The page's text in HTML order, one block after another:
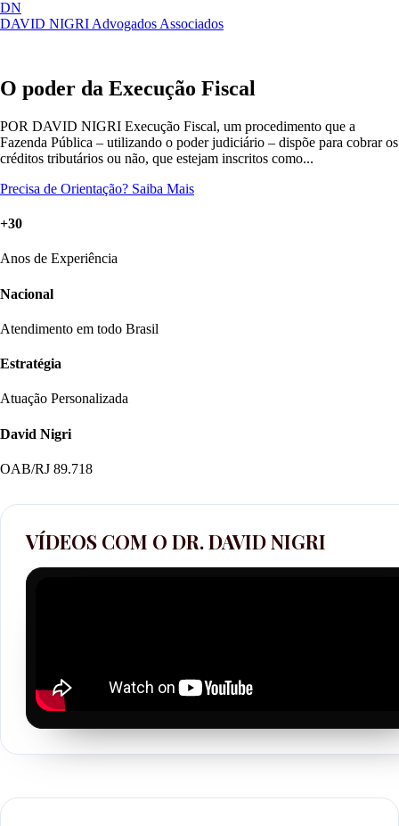
DN
DAVID NIGRI Advogados Associados
Artigos, sentenças, áreas de atuação,
O poder da Execução Fiscal
POR DAVID NIGRI Execução Fiscal, um procedimento que a
Fazenda Pública – utilizando o poder judiciário – dispõe para cobrar os
créditos tributários ou não, que estejam inscritos como...
Precisa de Orientação? Saiba Mais
+30
Anos de Experiência
Nacional
Atendimento em todo Brasil
Estratégia
Atuação Personalizada
David Nigri
OAB/RJ 89.718
VÍDEOS COM O DR. DAVID NIGRI